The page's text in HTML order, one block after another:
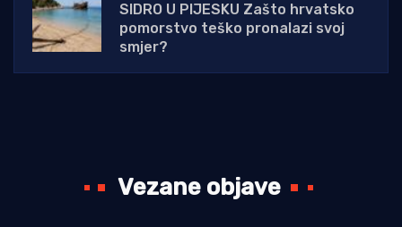
SIDRO U PIJESKU Zašto hrvatsko
pomorstvo teško pronalazi svoj
smjer?
Vezane objave